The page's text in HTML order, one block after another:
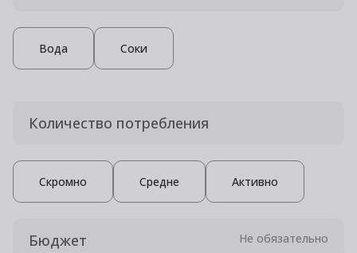
Вода Соки
Количество потребления
Скромно Средне Активно
Бюджет Не обязательно